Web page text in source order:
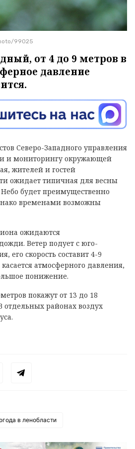
99025
от 4 до 9 метров в
давление
Северо-Западного управления
и мониторингу окружающей
жителей и гостей
ожидает типичная для весны
будет преимущественно
временами возможны
ожидаются
Ветер подует с юго-
его скорость составит 4-9
атмосферного давления,
понижение.
покажут от 13 до 18
отдельных районах воздух
в ленобласти